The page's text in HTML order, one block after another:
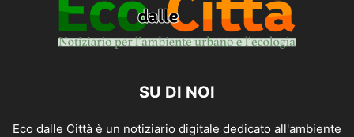
SU DI NOI
Eco dalle Città è un notiziario digitale dedicato all'ambiente